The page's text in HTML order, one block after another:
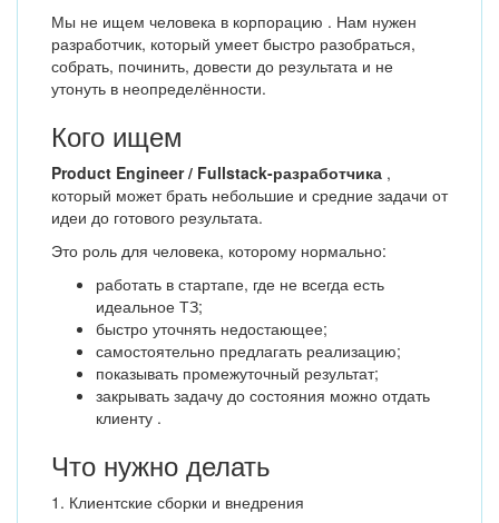
Мы не ищем человека в корпорацию . Нам нужен
разработчик, который умеет быстро разобраться,
собрать, починить, довести до результата и не
утонуть в неопределённости.
Кого ищем
Product Engineer / Fullstack-разработчика ,
который может брать небольшие и средние задачи от
идеи до готового результата.
Это роль для человека, которому нормально:
работать в стартапе, где не всегда есть
идеальное ТЗ;
быстро уточнять недостающее;
самостоятельно предлагать реализацию;
показывать промежуточный результат;
закрывать задачу до состояния можно отдать
клиенту .
Что нужно делать
1. Клиентские сборки и внедрения